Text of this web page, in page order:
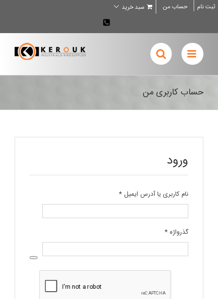
Skip
to
ثبت نام حساب من سبد خرید
02636707898
حساب کاربری من
ورود
نام کاربری یا آدرس ایمیل*الزامی
گذرواژه*الزامی